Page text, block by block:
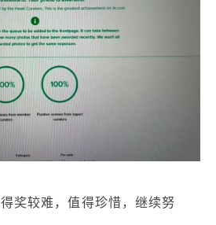
得奖较难，值得珍惜，继续努